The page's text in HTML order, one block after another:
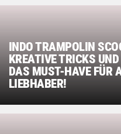
INDO TRAMPOLIN
KREATIVE TRICKS
DAS MUST-HAVE FÜR
LIEBHABER!